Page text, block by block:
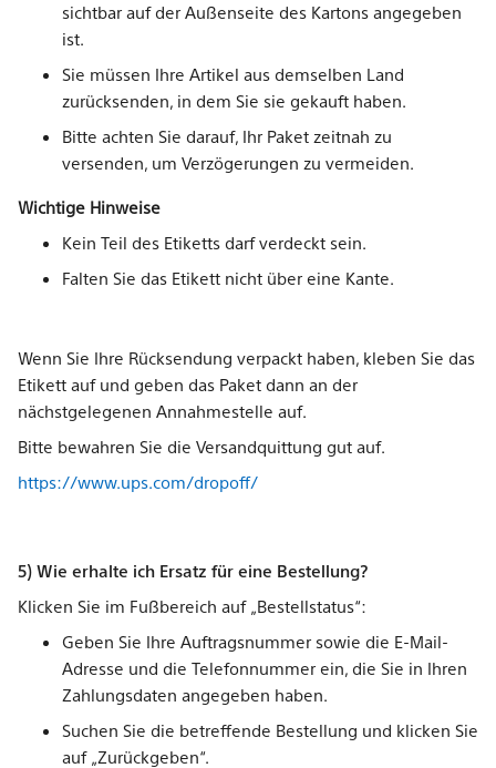
sichtbar auf der Außenseite des Kartons angegeben
ist.
Sie müssen Ihre Artikel aus demselben Land
zurücksenden, in dem Sie sie gekauft haben.
Bitte achten Sie darauf, Ihr Paket zeitnah zu
versenden, um Verzögerungen zu vermeiden.
Wichtige Hinweise
Kein Teil des Etiketts darf verdeckt sein.
Falten Sie das Etikett nicht über eine Kante.
Wenn Sie Ihre Rücksendung verpackt haben, kleben Sie das
Etikett auf und geben das Paket dann an der
nächstgelegenen Annahmestelle auf.
Bitte bewahren Sie die Versandquittung gut auf.
https://www.ups.com/dropoff/
5) Wie erhalte ich Ersatz für eine Bestellung?
Klicken Sie im Fußbereich auf „Bestellstatus“:
Geben Sie Ihre Auftragsnummer sowie die E-Mail-
Adresse und die Telefonnummer ein, die Sie in Ihren
Zahlungsdaten angegeben haben.
Suchen Sie die betreffende Bestellung und klicken Sie
auf „Zurückgeben“.